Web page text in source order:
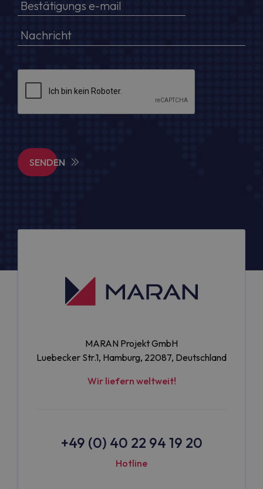
SENDEN
MARAN Projekt GmbH
Luebecker Str.1, Hamburg, 22087, Deutschland
Wir liefern weltweit!
+49 (0) 40 22 94 19 20
Hotline